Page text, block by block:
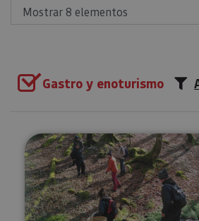
Gastro y enoturismo